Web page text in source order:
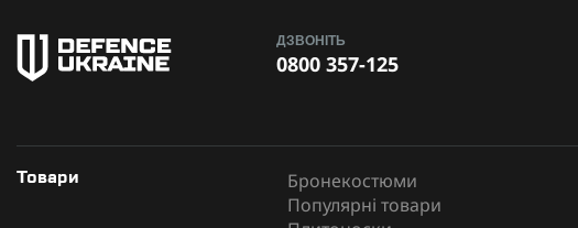
ДЗВОНІТЬ
0800 357-125
Товари
Бронекостюми
Популярні товари